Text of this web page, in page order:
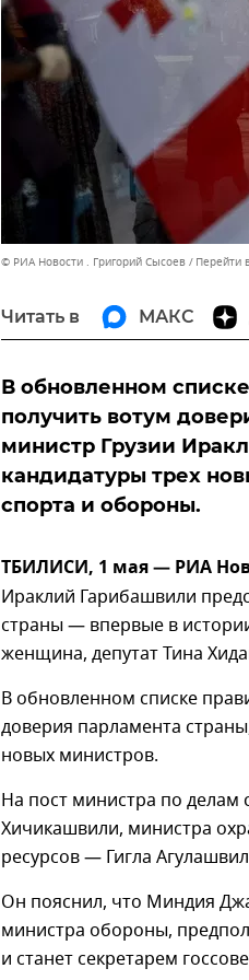
© РИА Новости . Григорий Сысоев Перейти
Читать в МАКС
В обновленном
получить вотум
министр Грузии
кандидатуры трех
спорта и обороны.
ТБИЛИСИ, 1 мая — РИА
Ираклий Гарибашвили
страны — впервые в
женщина, депутат Тина
В обновленном списке
доверия парламента
новых министров.
На пост министра по делам
Хичикашвили, министра
ресурсов — Гигла
Он пояснил, что Миндия
министра обороны,
и станет секретарем